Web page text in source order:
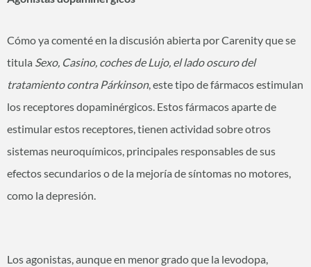
Cómo ya comenté en la discusión abierta por Carenity que se
titula Sexo, Casino, coches de Lujo, el lado oscuro del
tratamiento contra Párkinson, este tipo de fármacos estimulan
los receptores dopaminérgicos. Estos fármacos aparte de
estimular estos receptores, tienen actividad sobre otros
sistemas neuroquímicos, principales responsables de sus
efectos secundarios o de la mejoría de síntomas no motores,
como la depresión.
Los agonistas, aunque en menor grado que la levodopa,